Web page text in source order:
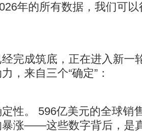
年的所有数据，我们可
完成筑底，正在进入新一
，来自三个“确定”：
性。 596亿美元的全球销
暴涨——这些数字背后，是